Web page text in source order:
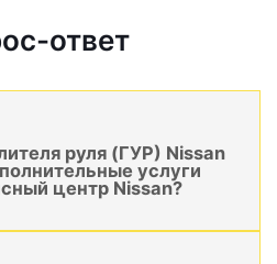
ответ
руля (ГУР) Nissan
услуги
центр Nissan?